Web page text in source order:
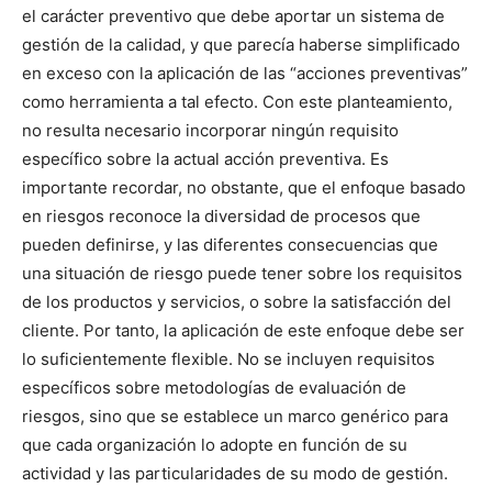
el carácter preventivo que debe aportar un sistema de
gestión de la calidad, y que parecía haberse simplificado
en exceso con la aplicación de las “acciones preventivas”
como herramienta a tal efecto. Con este planteamiento,
no resulta necesario incorporar ningún requisito
específico sobre la actual acción preventiva. Es
importante recordar, no obstante, que el enfoque basado
en riesgos reconoce la diversidad de procesos que
pueden definirse, y las diferentes consecuencias que
una situación de riesgo puede tener sobre los requisitos
de los productos y servicios, o sobre la satisfacción del
cliente. Por tanto, la aplicación de este enfoque debe ser
lo suficientemente flexible. No se incluyen requisitos
específicos sobre metodologías de evaluación de
riesgos, sino que se establece un marco genérico para
que cada organización lo adopte en función de su
actividad y las particularidades de su modo de gestión.